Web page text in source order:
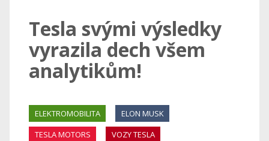
Tesla svými výsledky
vyrazila dech všem
analytikům!
ELEKTROMOBILITA
ELON MUSK
TESLA MOTORS
VOZY TESLA